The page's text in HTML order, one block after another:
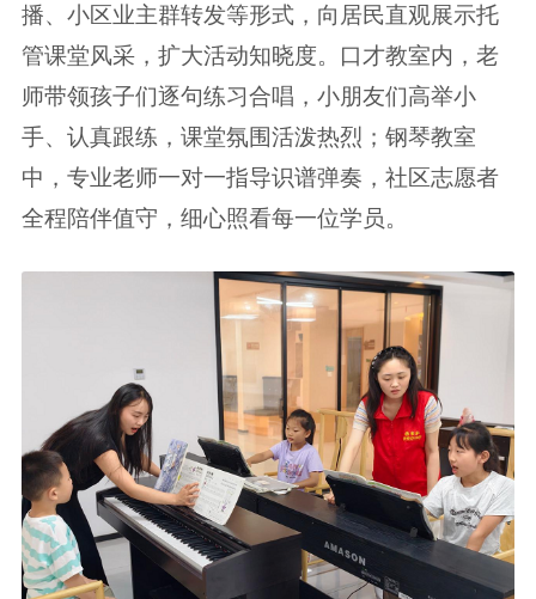
播、小区业主群转发等形式，向居民直观展示托
管课堂风采，扩大活动知晓度。口才教室内，老
师带领孩子们逐句练习合唱，小朋友们高举小
手、认真跟练，课堂氛围活泼热烈；钢琴教室
中，专业老师一对一指导识谱弹奏，社区志愿者
全程陪伴值守，细心照看每一位学员。